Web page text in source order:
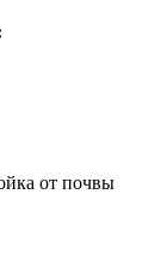
от почвы